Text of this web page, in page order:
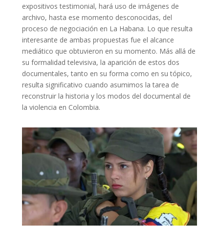
expositivos testimonial, hará uso de imágenes de
archivo, hasta ese momento desconocidas, del
proceso de negociación en La Habana. Lo que resulta
interesante de ambas propuestas fue el alcance
mediático que obtuvieron en su momento. Más allá de
su formalidad televisiva, la aparición de estos dos
documentales, tanto en su forma como en su tópico,
resulta significativo cuando asumimos la tarea de
reconstruir la historia y los modos del documental de
la violencia en Colombia.